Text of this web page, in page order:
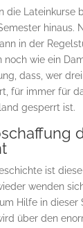
die Lateinkurse
hinaus.
in der
noch wie ein
dass, wer
für immer für
gesperrt ist.
ist
wenden
Hilfe in dieser
über den